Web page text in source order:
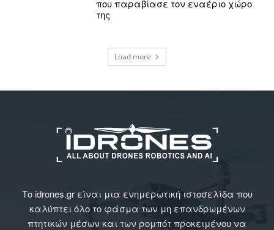
που παραβίασε τον εναέριο χώρο
της
Load more
Το idrones.gr είναι μια ενημερωτική ιστοσελίδα που
καλύπτει όλο το φάσμα των μη επανδρωμένων
πτητικών μέσων και των ρομπότ προκειμένου να